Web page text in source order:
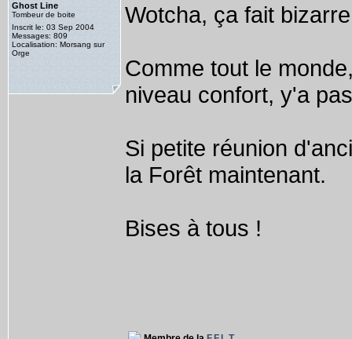
Ghost Line
Tombeur de boite
Inscrit le: 03 Sep 2004
Messages: 809
Localisation: Morsang sur
Orge
Wotcha, ça fait
Comme tout le
niveau confort, y'a
Si petite réunion
la Forêt maintenant.
Bises à tous !